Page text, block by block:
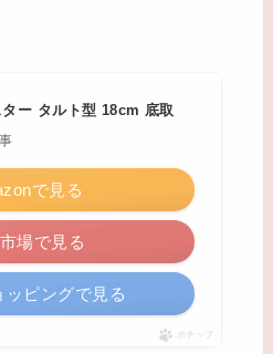
ター タルト型 18cm 底取
で見る
場で見る
ッピングで見る
ポチップ